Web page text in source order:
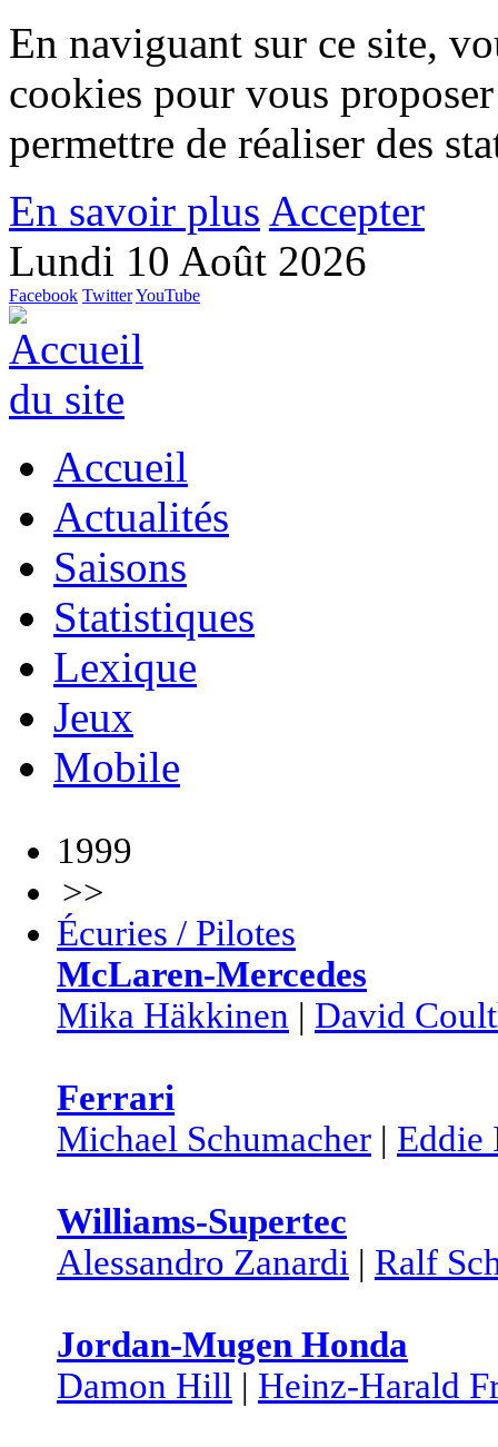
En naviguant sur ce site,
cookies pour vous
permettre de réaliser des
En savoir plus Accepter
Lundi 10 Août 2026
Facebook TwitterYouTube
Accueil
Actualités
Saisons
Statistiques
Lexique
Jeux
Mobile
1999
>>
Écuries / Pilotes
McLaren-Mercedes
Mika Häkkinen | David
Ferrari
Michael Schumacher | Eddie
Williams-Supertec
Alessandro Zanardi | Ralf
Jordan-Mugen Honda
Damon Hill | Heinz-Harald